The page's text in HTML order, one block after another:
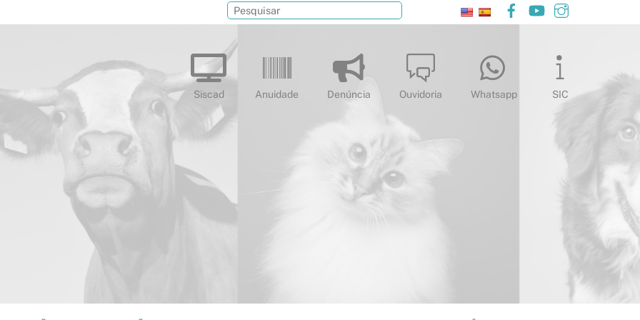
Facebook
YouTube
Siscad Anuidade Denúncia Ouvidoria Whatsapp SIC